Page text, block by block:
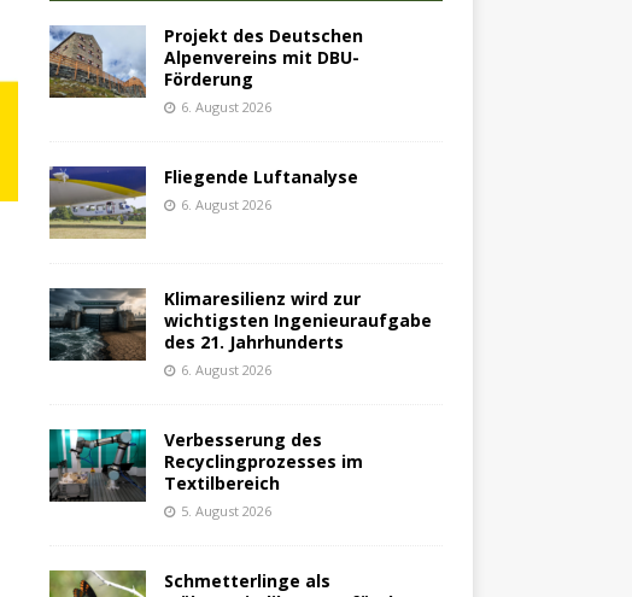
Projekt des Deutschen
Alpenvereins mit DBU-
Förderung
6. August 2026
Fliegende Luftanalyse
6. August 2026
Klimaresilienz wird zur
wichtigsten Ingenieuraufgabe
des 21. Jahrhunderts
6. August 2026
Verbesserung des
Recyclingprozesses im
Textilbereich
5. August 2026
Schmetterlinge als